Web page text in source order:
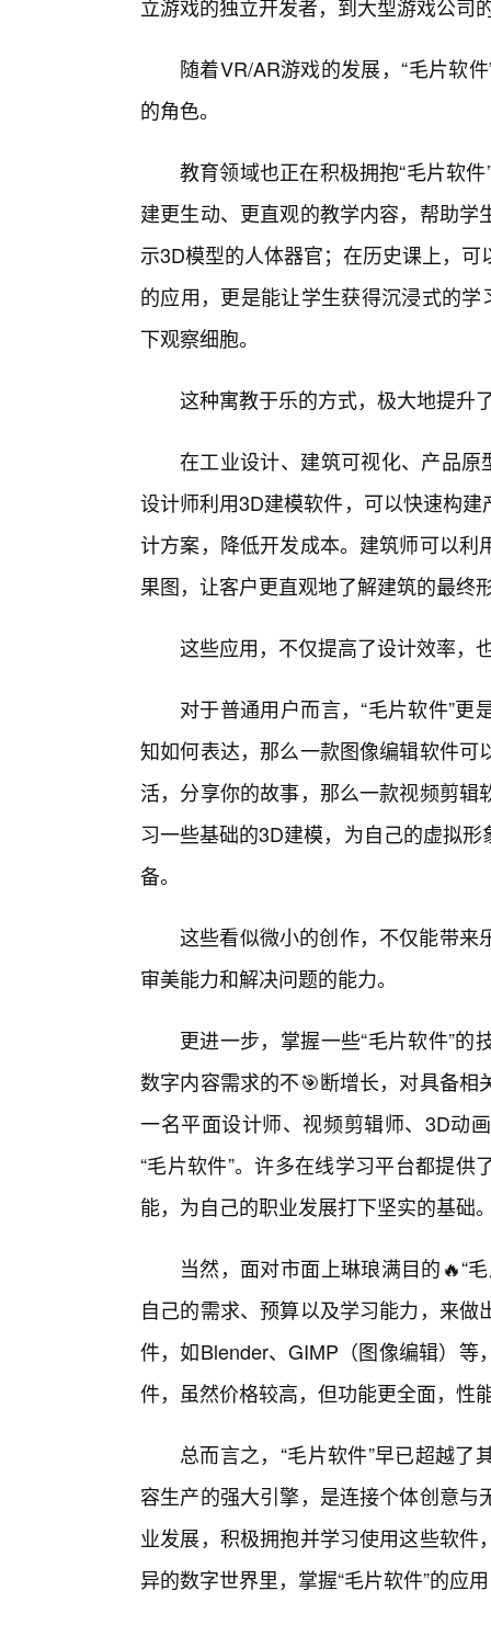
立游戏的独立开发者，到大型游戏公司
随着VR/AR游戏的发展，“毛片软
的角色。
教育领域也正在积极拥抱“毛片软
建更生动、更直观的教学内容，帮助
示3D模型的人体器官；在历史课上，
的应用，更是能让学生获得沉浸式的
下观察细胞。
这种寓教于乐的方式，极大地提升
在工业设计、建筑可视化、产品原
设计师利用3D建模软件，可以快速构
计方案，降低开发成本。建筑师可以
果图，让客户更直观地了解建筑的最终
这些应用，不仅提高了设计效率，
对于普通用户而言，“毛片软件”
知如何表达，那么一款图像编辑软件
活，分享你的故事，那么一款视频剪
习一些基础的3D建模，为自己的虚拟
备。
这些看似微小的创作，不仅能带来
审美能力和解决问题的能力。
更进一步，掌握一些“毛片软件”
数字内容需求的不🎯断增长，对具备
一名平面设计师、视频剪辑师、3D动
“毛片软件”。许多在线学习平台都提
能，为自己的职业发展打下坚实的基础
当然，面对市面上琳琅满目的🔥“
自己的需求、预算以及学习能力，来
件，如Blender、GIMP（图像编辑）
件，虽然价格较高，但功能更全面，性
总而言之，“毛片软件”早已超越
容生产的强大引擎，是连接个体创意
业发展，积极拥抱并学习使用这些软
异的数字世界里，掌握“毛片软件”的应